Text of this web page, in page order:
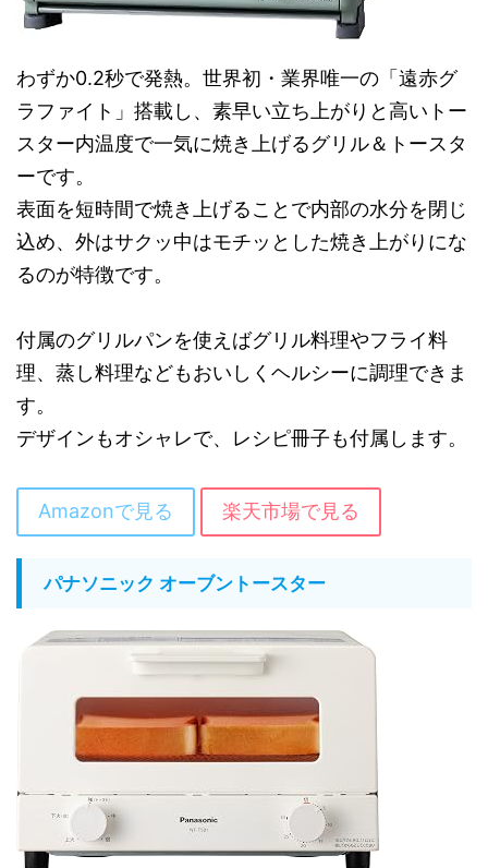
わずか0.2秒で発熱。世界初・業界唯一の「遠赤グ
ラファイト」搭載し、素早い立ち上がりと高いトー
スター内温度で一気に焼き上げるグリル＆トースタ
ーです。
表面を短時間で焼き上げることで内部の水分を閉じ
込め、外はサクッ中はモチッとした焼き上がりにな
るのが特徴です。
付属のグリルパンを使えばグリル料理やフライ料
理、蒸し料理などもおいしくヘルシーに調理できま
す。
デザインもオシャレで、レシピ冊子も付属します。
Amazonで見る 楽天市場で見る
パナソニック オーブントースター